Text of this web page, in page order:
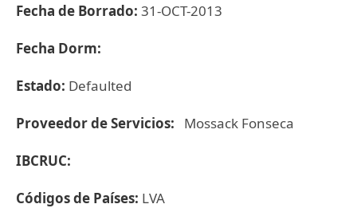
Fecha de Borrado: 31-OCT-2013
Fecha Dorm:
Estado: Defaulted
Proveedor de Servicios: Mossack Fonseca
IBCRUC:
Códigos de Países: LVA